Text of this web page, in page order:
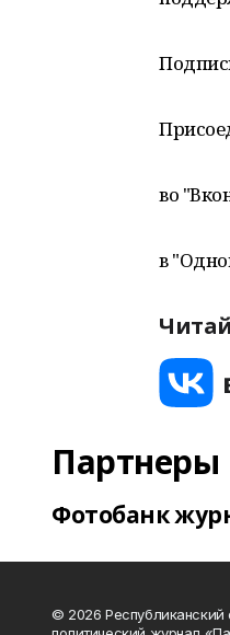
во
в
Партнеры
Фотобанк
© 2026 Республиканский